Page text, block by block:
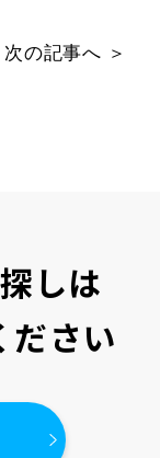
次の記事へ ＞
しは
ださい